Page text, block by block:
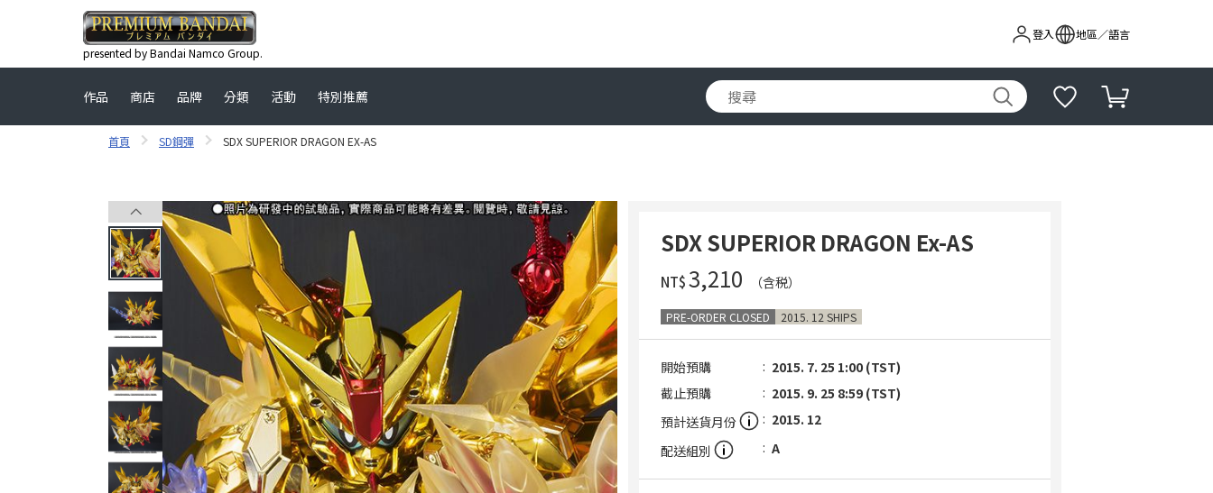
presented by Bandai Namco Group.
登入 地區／語言
作品 商店 品牌 分類 活動 特別推薦
首頁 SD鋼彈 SDX SUPERIOR DRAGON EX-AS
SDX SUPERIOR DRAGON Ex-AS
NT$‌3,210 （含税）
PRE-ORDER CLOSED 2015. 12 SHIPS
開始預購
2015. 7. 25 1:00 (TST)
截止預購
2015. 9. 25 8:59 (TST)
預計送貨月份
2015. 12
配送組別
A